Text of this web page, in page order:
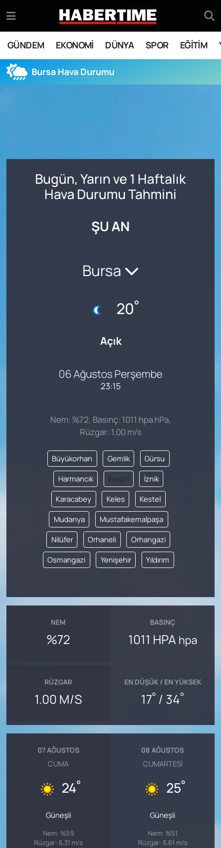
GÜNDEM EKONOMİ DÜNYA SPOR EĞİTİM
Bursa Hava Durumu
Bugün, Yarın ve 1 Haftalık
Hava Durumu Tahmini
ŞU AN
Bursa
20°
Açık
06 Ağustos Perşembe
23:15
Nem: %72, Basınç: 1011 hpa hPa,
Rüzgar: 1.00 m/s
Büyükorhan Gemlik Gürsu
Harmancık İnegöl İznik
Karacabey Keles Kestel
Mudanya Mustafakemalpaşa
Nilüfer Orhaneli Orhangazi
Osmangazi Yenişehir Yıldırım
NEM
%72
BASINÇ
1011 HPA hpa
RÜZGAR
1.00 M/S
EN DÜŞÜK / EN YÜKSEK
17° / 34°
07 AĞUSTOS
CUMA
24°
Güneşli
Nem: %59
Rüzgar: 6.31 m/s
08 AĞUSTOS
CUMARTESI
25°
Güneşli
Nem: %51
Rüzgar: 6.61 m/s
EKONOMİ
DÜNYA
SİYASET
Eskişehir Nöbetçi Eczaneler
Eskişehir Hava Durumu
Eskişehir Namaz Vakitleri
Son Dakika Haberleri